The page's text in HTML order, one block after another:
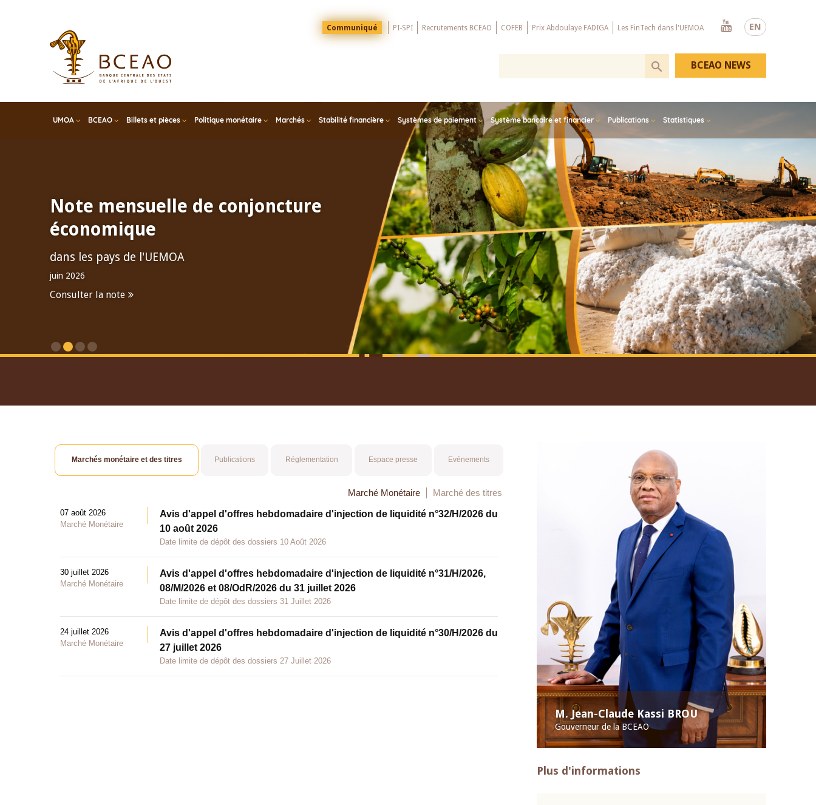
EN
Menu
Top
Communiqué PI-SPI Recrutements BCEAO COFEB Prix Abdoulaye FADIGA Les FinTech dans l'UEMOA
Youtube
UMOA BCEAO Billets et pièces Politique monétaire Marchés Stabilité financière Systèmes de paiement Système bancaire et financier Publications Statistiques
BCEAO NEWS
Note mensuelle de conjoncture
économique
dans les pays de l'UEMOA
juin 2026
Consulter la note
M. Jean-Claude Kassi BROU
Gouverneur de la BCEAO
Plus d'informations
Marchés monétaire et des titres Publications Réglementation Espace presse Evénements
Marché Monétaire Marché des titres
07 août 2026
Marché Monétaire
Avis d'appel d'offres hebdomadaire d'injection de liquidité n°32/H/2026 du
10 août 2026
Date limite de dépôt des dossiers 10 Août 2026
30 juillet 2026
Marché Monétaire
Avis d'appel d'offres hebdomadaire d'injection de liquidité n°31/H/2026,
08/M/2026 et 08/OdR/2026 du 31 juillet 2026
Date limite de dépôt des dossiers 31 Juillet 2026
24 juillet 2026
Marché Monétaire
Avis d'appel d'offres hebdomadaire d'injection de liquidité n°30/H/2026 du
27 juillet 2026
Date limite de dépôt des dossiers 27 Juillet 2026